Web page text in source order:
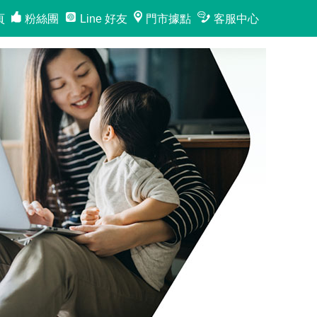
粉絲團 Line 好友 門市據點 客服中心